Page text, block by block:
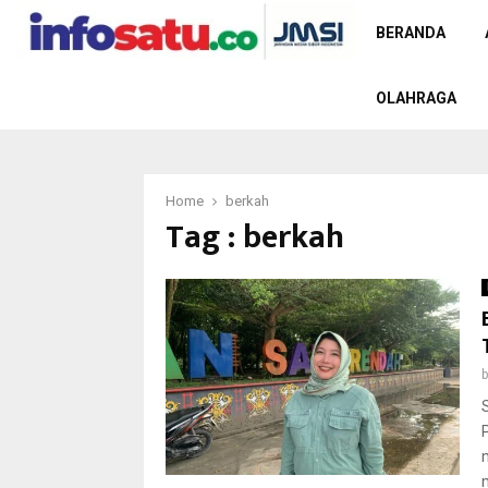
BERANDA
OLAHRAGA
Home berkah
Tag : berkah